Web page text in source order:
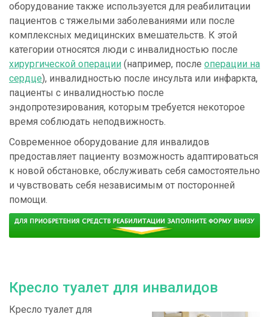
оборудование также используется для реабилитации
пациентов с тяжелыми заболеваниями или после
комплексных медицинских вмешательств. К этой
категории относятся люди с инвалидностью после
хирургической операции (например, после операции на
сердце), инвалидностью после инсульта или инфаркта,
пациенты с инвалидностью после
эндопротезирования, которым требуется некоторое
время соблюдать неподвижность.
Современное оборудование для инвалидов
предоставляет пациенту возможность адаптироваться
к новой обстановке, обслуживать себя самостоятельно
и чувствовать себя независимым от посторонней
помощи.
Кресло туалет для инвалидов
Кресло туалет для